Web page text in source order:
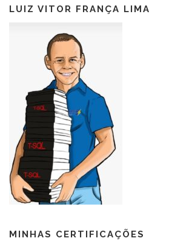
LUIZ VITOR FRANÇA LIMA
MINHAS CERTIFICAÇÕES